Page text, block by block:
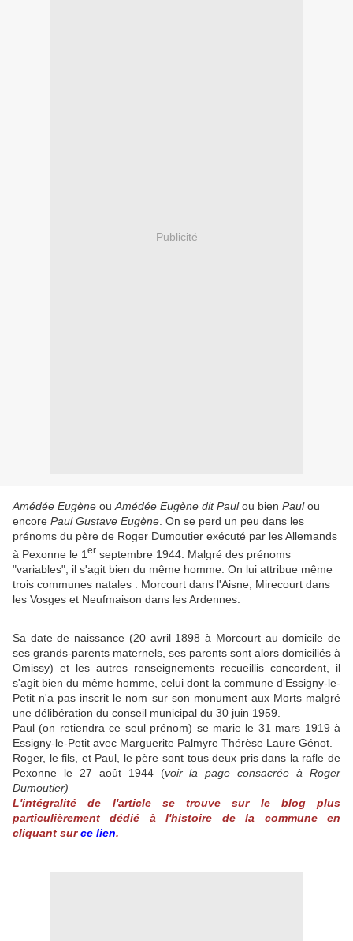
Publicité
Amédée Eugène ou Amédée Eugène dit Paulou bien Paulou
encore Paul Gustave Eugène . On se perd un peu dans les
prénoms du père de Roger Dumoutier exécuté par les Allemands
à Pexonne le 1 er septembre 1944. Malgré des prénoms
"variables", il s'agit bien du même homme. On lui attribue même
trois communes natales : Morcourt dans l'Aisne, Mirecourt dans
les Vosges et Neufmaison dans les Ardennes.
Sa date de naissance (20 avril 1898 à Morcourt au domicile de
ses grands-parents maternels, ses parents sont alors domiciliés à
Omissy) et les autres renseignements recueillis concordent, il
s'agit bien du même homme, celui dont la commune d'Essigny-le-
Petit n'a pas inscrit le nom sur son monument aux Morts malgré
une délibération du conseil municipal du 30 juin 1959.
Paul (on retiendra ce seul prénom) se marie le 31 mars 1919 à
Essigny-le-Petit avec Marguerite Palmyre Thérèse Laure Génot.
Roger, le fils, et Paul, le père sont tous deux pris dans la rafle de
Pexonne le 27 août 1944 (voir la page consacrée à Roger
Dumoutier)
L'intégralité de l'article se trouve sur le blog plus
particulièrement dédié à l'histoire de la commune en
cliquant sur ce lien.